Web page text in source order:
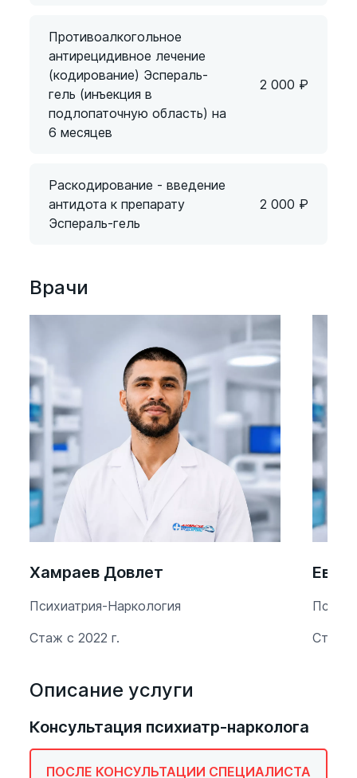
Противоалкогольное
антирецидивное лечение
(кодирование) Эспераль-
гель (инъекция в
подлопаточную область) на
6 месяцев
2 000 ₽
Раскодирование - введение
антидота к препарату
Эспераль-гель
2 000 ₽
Врачи
Хамраев Довлет
Психиатрия-Наркология
Стаж с 2022 г.
Стаж с
Описание услуги
Консультация психиатр-нарколога
ПОСЛЕ КОНСУЛЬТАЦИИ СПЕЦИАЛИСТА